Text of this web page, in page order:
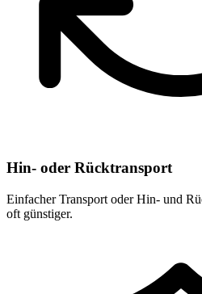
Hin- oder Rücktransport
Einfacher Transport oder Hin- und
oft günstiger.